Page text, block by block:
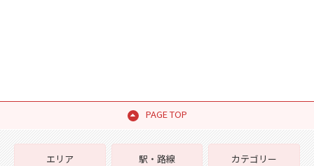
PAGE TOP
エリア
駅・路線
カテゴリー